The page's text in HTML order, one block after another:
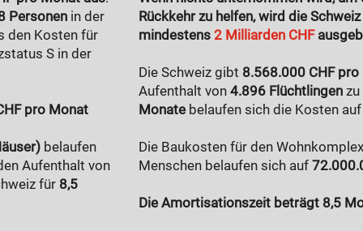
Personen in der
den Kosten für
S in der
pro Monat
belaufen
Aufenthalt von
für 8,5
Rückkehr zu helfen, wird die
mindestens 2 Milliarden CHF
Die Schweiz gibt 8.568.000 CHF
Aufenthalt von 4.896 Flüchtlingen zu
Monate belaufen sich die Kosten auf
Die Baukosten für den
Menschen belaufen sich auf
Die Amortisationszeit beträgt 8,5